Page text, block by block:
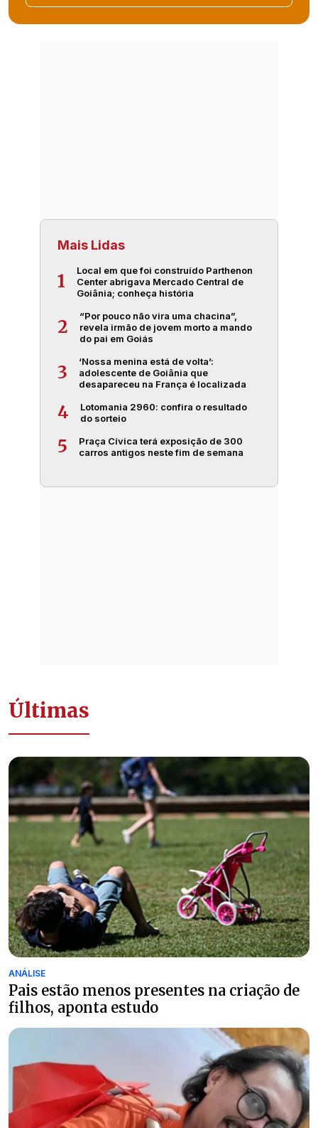
Mais Lidas
1
Local em que foi construído Parthenon
Center abrigava Mercado Central de
Goiânia; conheça história
2
“Por pouco não vira uma chacina”,
revela irmão de jovem morto a mando
do pai em Goiás
3
‘Nossa menina está de volta’:
adolescente de Goiânia que
desapareceu na França é localizada
4
Lotomania 2960: confira o resultado
do sorteio
5
Praça Cívica terá exposição de 300
carros antigos neste fim de semana
Últimas
ANÁLISE
Pais estão menos presentes na criação de
filhos, aponta estudo